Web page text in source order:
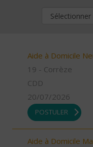
Aide à Domicile
19 - Corrèze
CDD
20/07/2026
POSTULER
Aide à Domicile